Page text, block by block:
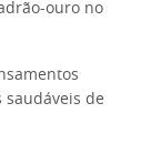
ouro no
saudáveis de